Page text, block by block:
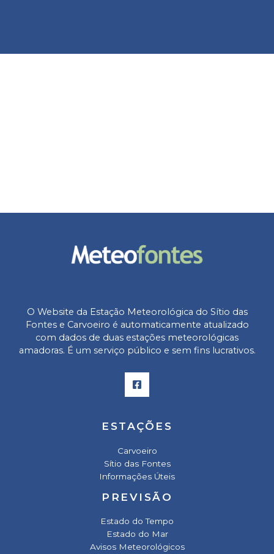
O Website da Estação Meteorológica do Sítio das
Fontes e Carvoeiro é automaticamente atualizado
com dados de duas estações meteorológicas
amadoras. É um serviço público e sem fins lucrativos.
ESTAÇÕES
Carvoeiro
Sítio das Fontes
Informações Úteis
PREVISÃO
Estado do Tempo
Estado do Mar
Avisos Meteorológicos